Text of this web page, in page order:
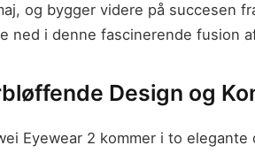
og bygger videre på succesen
ned i denne fascinerende fusion
Design og
Eyewear 2 kommer i to